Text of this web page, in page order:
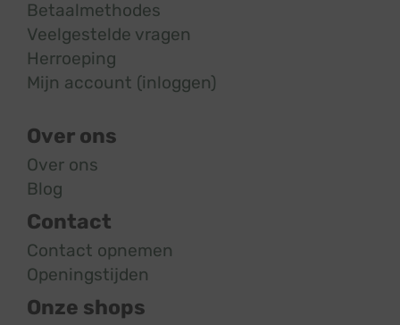
Betaalmethodes
Veelgestelde vragen
Herroeping
Mijn account (inloggen)
Over ons
Over ons
Blog
Contact
Contact opnemen
Openingstijden
Onze shops